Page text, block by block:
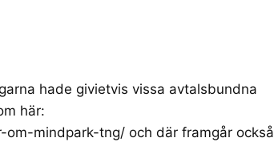
hade givietvis vissa avtalsbundna
här:
om-mindpark-tng/ och där framgår också